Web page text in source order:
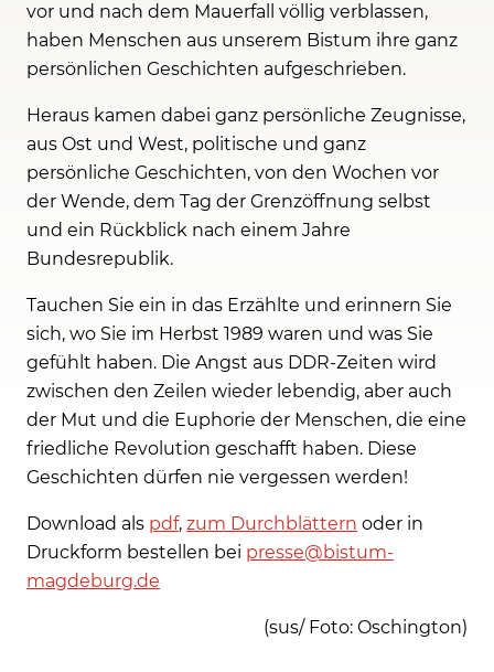
vor und nach dem Mauerfall völlig verblassen,
haben Menschen aus unserem Bistum ihre ganz
persönlichen Geschichten aufgeschrieben.
Heraus kamen dabei ganz persönliche Zeugnisse,
aus Ost und West, politische und ganz
persönliche Geschichten, von den Wochen vor
der Wende, dem Tag der Grenzöffnung selbst
und ein Rückblick nach einem Jahre
Bundesrepublik.
Tauchen Sie ein in das Erzählte und erinnern Sie
sich, wo Sie im Herbst 1989 waren und was Sie
gefühlt haben. Die Angst aus DDR-Zeiten wird
zwischen den Zeilen wieder lebendig, aber auch
der Mut und die Euphorie der Menschen, die eine
friedliche Revolution geschafft haben. Diese
Geschichten dürfen nie vergessen werden!
Download als pdf, zum Durchblättern oder in
Druckform bestellen bei presse@bistum-
magdeburg.de
(sus/ Foto: Oschington)